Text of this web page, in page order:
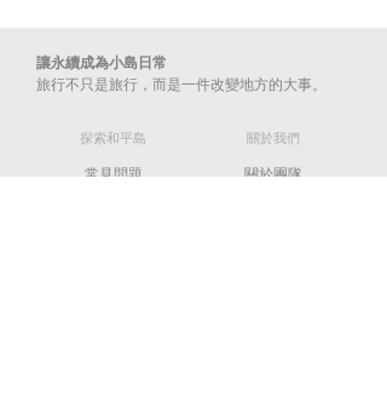
讓永續成為小島日常
旅行不只是旅行，而是一件改變地方的大事。​
​探索和平島
常見問題
​關於我們
關於團隊